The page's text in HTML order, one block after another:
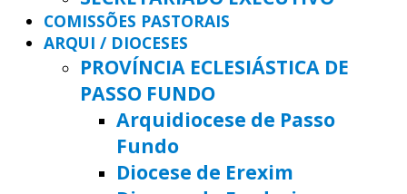
COMISSÕES PASTORAIS
ARQUI / DIOCESES
PROVÍNCIA ECLESIÁSTICA DE
PASSO FUNDO
Arquidiocese de Passo
Fundo
Diocese de Erexim